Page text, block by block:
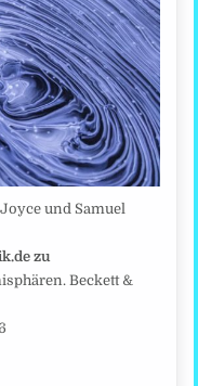
und Samuel
zu
Beckett &